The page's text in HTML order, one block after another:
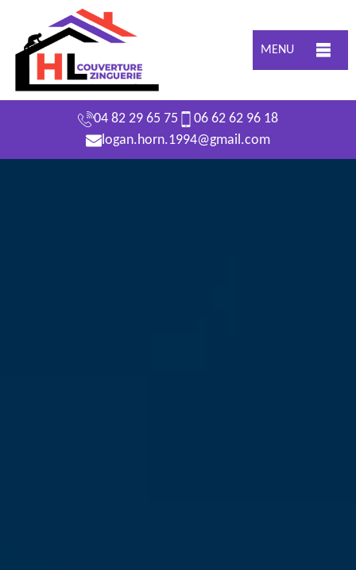
MENU
04 82 29 65 75
06 62 62 96 18
logan.horn.1994@gmail.com